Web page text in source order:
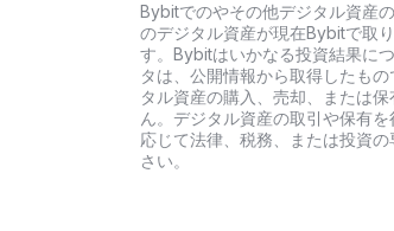
Bybitでのやその他デジタル資産
のデジタル資産が現在Bybitで取
す。Bybitはいかなる投資結果に
タは、公開情報から取得したも
タル資産の購入、売却、または
ん。デジタル資産の取引や保有
応じて法律、税務、または投資
さい。